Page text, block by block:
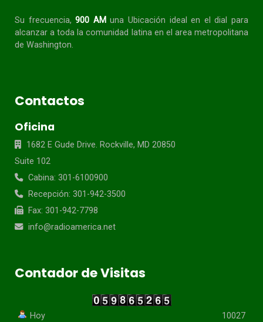
Su frecuencia, 900 AM una Ubicación ideal en el dial para
alcanzar a toda lacomunidad latina en el area metropolitana
de Washington.
Contactos
Oficina
1682 E Gude Drive. Rockville, MD 20850
Suite 102
Cabina: 301-6100900
Recepción: 301-942-3500
Fax: 301-942-7798
info@radioamerica.net
Contador de Visitas
Hoy
10027